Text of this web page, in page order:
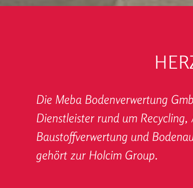
Die Meba Boden­verwertung
Dienstleister rund um
Baustoff­verwertung und
gehört zur Holcim Group.